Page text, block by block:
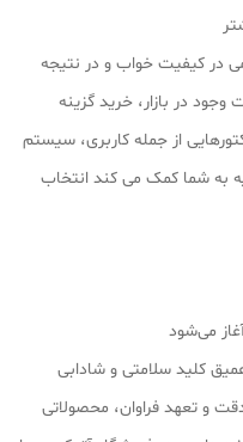
در کیفیت خواب و در نتیجه
در بازار، خرید گزینه
از جمله کاربری، سیستم
به شما کمک می کند انتخاب
می‌شود
کلید سلامتی و شادابی
و تعهد فراوان، محصولاتی